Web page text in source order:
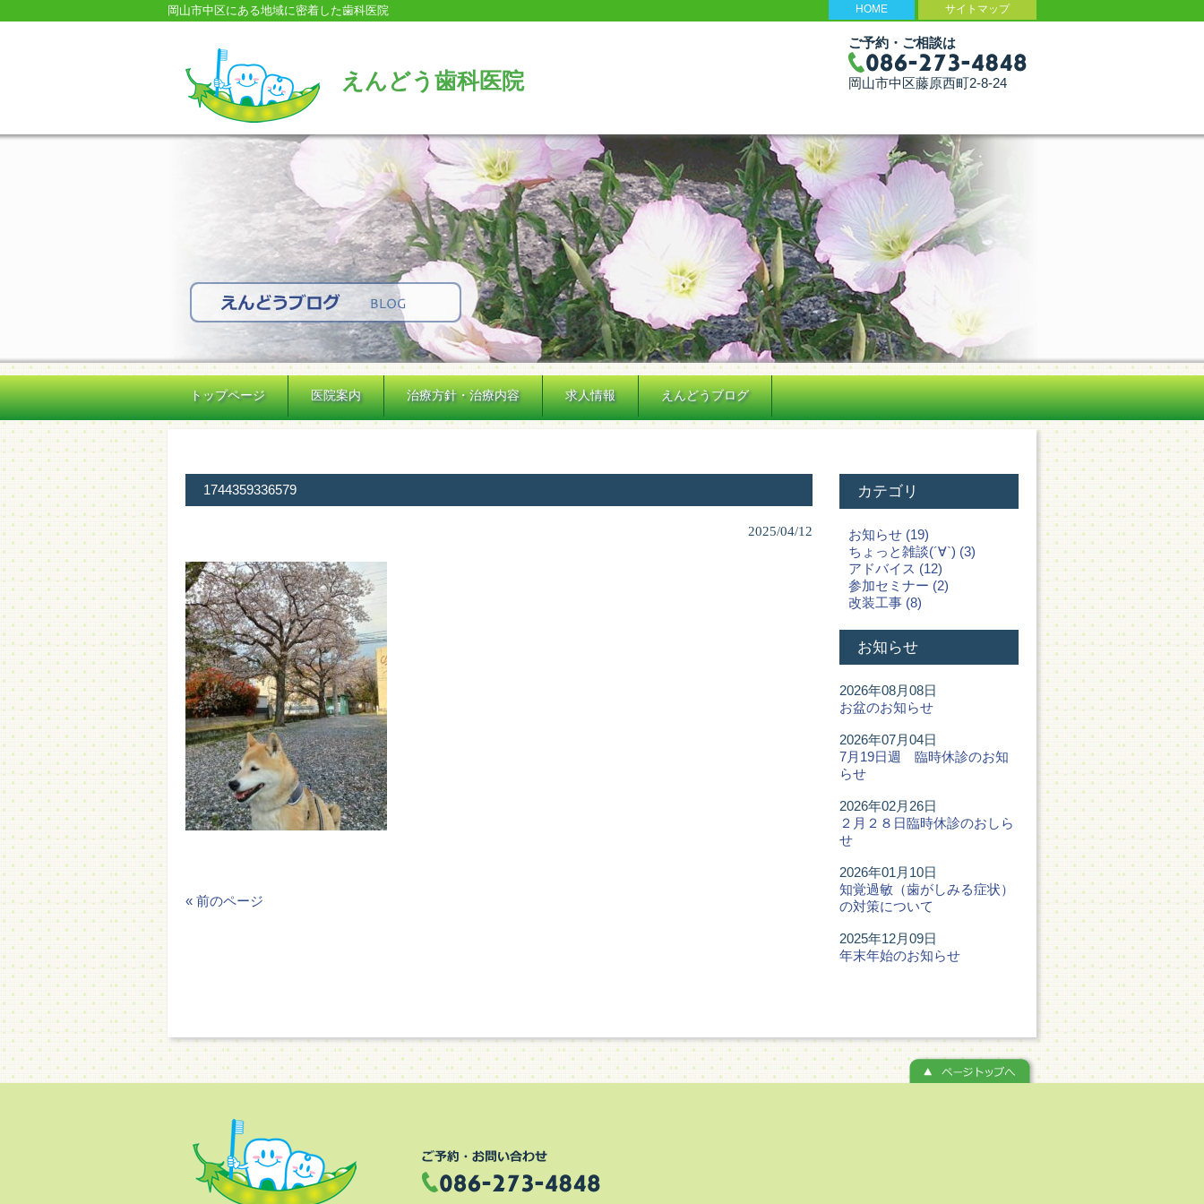
岡山市中区にある地域に密着した歯科医院 HOME サイトマップ
えんどう歯科医院
ご予約・ご相談は
岡山市中区藤原西町2-8-24
トップページ 医院案内 治療方針・治療内容 求人情報 えんどうブログ
1744359336579
2025/04/12
« 前のページ
カテゴリ
お知らせ (19)
ちょっと雑談(´∀`) (3)
アドバイス (12)
参加セミナー (2)
改装工事 (8)
お知らせ
2026年08月08日
お盆のお知らせ
2026年07月04日
7月19日週 臨時休診のお知
らせ
2026年02月26日
２月２８日臨時休診のおしら
せ
2026年01月10日
知覚過敏（歯がしみる症状）
の対策について
2025年12月09日
年末年始のお知らせ